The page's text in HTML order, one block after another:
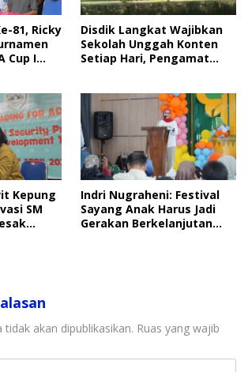
81, Ricky
Cup I
Disdik Langkat Wajibkan
Sekolah Unggah Konten
Setiap Hari, Pengamat
Kepung
SM
Indri Nugraheni: Festival
Sayang Anak Harus Jadi
Gerakan Berkelanjutan
akan dipublikasikan. Ruas yang wajib